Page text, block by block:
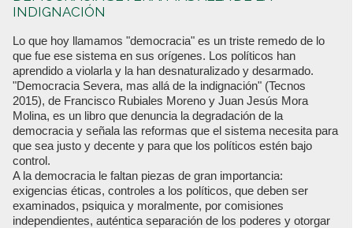
INDIGNACIÓN
Lo que hoy llamamos "democracia" es un triste remedo de lo
que fue ese sistema en sus orígenes. Los políticos han
aprendido a violarla y la han desnaturalizado y desarmado.
"Democracia Severa, mas allá de la indignación" (Tecnos
2015), de Francisco Rubiales Moreno y Juan Jesús Mora
Molina, es un libro que denuncia la degradación de la
democracia y señala las reformas que el sistema necesita para
que sea justo y decente y para que los políticos estén bajo
control.
A la democracia le faltan piezas de gran importancia:
exigencias éticas, controles a los políticos, que deben ser
examinados, psiquica y moralmente, por comisiones
independientes, auténtica separación de los poderes y otorgar